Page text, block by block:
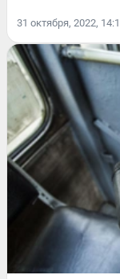
31 октября, 2022,